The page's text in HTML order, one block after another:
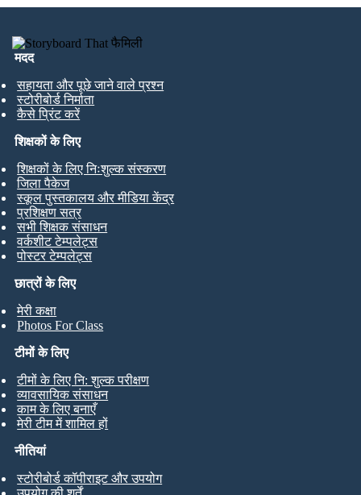
मदद
सहायता और पूछे जाने वाले प्रश्न
स्टोरीबोर्ड निर्माता
कैसे प्रिंट करें
छात्रों के लिए
मेरी कक्षा
Photos For Class
शिक्षकों के लिए
शिक्षकों के लिए निःशुल्क संस्करण
जिला पैकेज
स्कूल पुस्तकालय और मीडिया केंद्र
प्रशिक्षण सत्र
सभी शिक्षक संसाधन
वर्कशीट टेम्पलेट्स
पोस्टर टेम्पलेट्स
टीमों के लिए
टीमों के लिए नि: शुल्क परीक्षण
व्यावसायिक संसाधन
काम के लिए बनाएँ
मेरी टीम में शामिल हों
नीतियां
स्टोरीबोर्ड कॉपीराइट और उपयोग